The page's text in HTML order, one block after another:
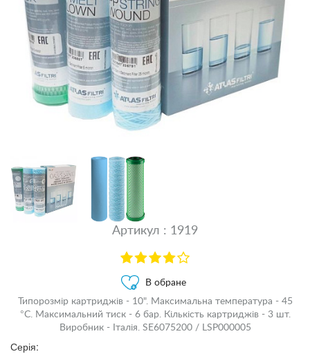
Артикул : 1919
В обране
Типорозмір картриджів - 10". Максимальна температура - 45
°С. Максимальний тиск - 6 бар. Кількість картриджів - 3 шт.
Виробник - Італія. SE6075200 / LSP000005
Серія: